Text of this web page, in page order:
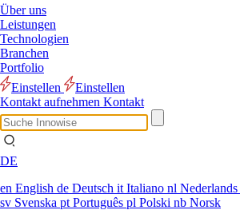
Über uns
Leistungen
Technologien
Branchen
Portfolio
Einstellen
Einstellen
Kontakt aufnehmen Kontakt
DE
en English de Deutsch it Italiano nl Nederlands
sv Svenska pt Português pl Polski nb Norsk